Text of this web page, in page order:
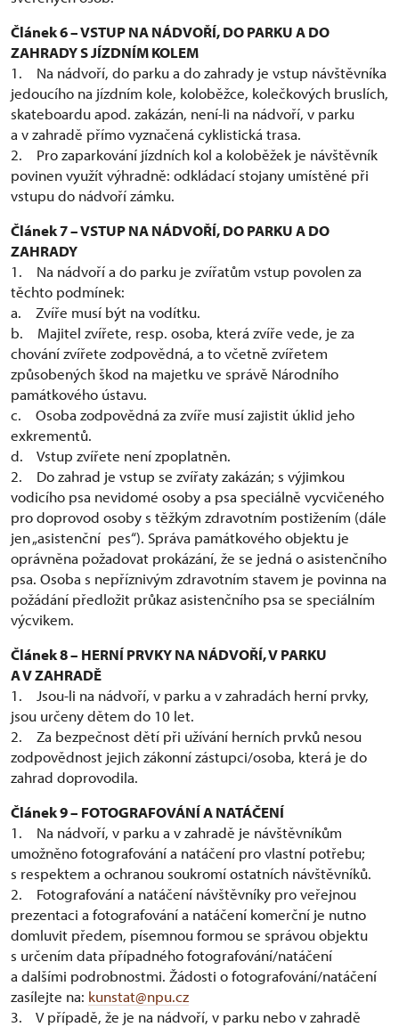
Článek 6 – VSTUP NA NÁDVOŘÍ, DO PARKU A DO
ZAHRADY S JÍZDNÍM KOLEM
1. Na nádvoří, do parku a do zahrady je vstup návštěvníka
jedoucího na jízdním kole, koloběžce, kolečkových bruslích,
skateboardu apod. zakázán, není-li na nádvoří, v parku
a v zahradě přímo vyznačená cyklistická trasa.
2. Pro zaparkování jízdních kol a koloběžek je návštěvník
povinen využít výhradně: odkládací stojany umístěné při
vstupu do nádvoří zámku.
Článek 7 – VSTUP NA NÁDVOŘÍ, DO PARKU A DO
ZAHRADY
1. Na nádvoří a do parku je zvířatům vstup povolen za
těchto podmínek:
a. Zvíře musí být na vodítku.
b. Majitel zvířete, resp. osoba, která zvíře vede, je za
chování zvířete zodpovědná, a to včetně zvířetem
způsobených škod na majetku ve správě Národního
památkového ústavu.
c. Osoba zodpovědná za zvíře musí zajistit úklid jeho
exkrementů.
d. Vstup zvířete není zpoplatněn.
2. Do zahrad je vstup se zvířaty zakázán; s výjimkou
vodicího psa nevidomé osoby a psa speciálně vycvičeného
pro doprovod osoby s těžkým zdravotním postižením (dále
jen „asistenční pes“). Správa památkového objektu je
oprávněna požadovat prokázání, že se jedná o asistenčního
psa. Osoba s nepříznivým zdravotním stavem je povinna na
požádání předložit průkaz asistenčního psa se speciálním
výcvikem.
Článek 8 – HERNÍ PRVKY NA NÁDVOŘÍ, V PARKU
A V ZAHRADĚ
1. Jsou-li na nádvoří, v parku a v zahradách herní prvky,
jsou určeny dětem do 10 let.
2. Za bezpečnost dětí při užívání herních prvků nesou
zodpovědnost jejich zákonní zástupci/osoba, která je do
zahrad doprovodila.
Článek 9 – FOTOGRAFOVÁNÍ A NATÁČENÍ
1. Na nádvoří, v parku a v zahradě je návštěvníkům
umožněno fotografování a natáčení pro vlastní potřebu;
s respektem a ochranou soukromí ostatních návštěvníků.
2. Fotografování a natáčení návštěvníky pro veřejnou
prezentaci a fotografování a natáčení komerční je nutno
domluvit předem, písemnou formou se správou objektu
s určením data případného fotografování/natáčení
a dalšími podrobnostmi. Žádosti o fotografování/natáčení
zasílejte na: kunstat@npu.cz
3. V případě, že je na nádvoří, v parku nebo v zahradě